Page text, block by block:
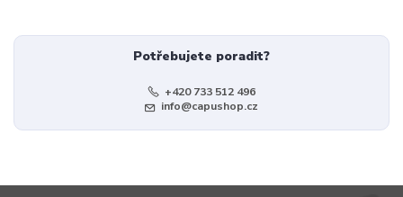
Potřebujete poradit?
+420 733 512 496
info@capushop.cz